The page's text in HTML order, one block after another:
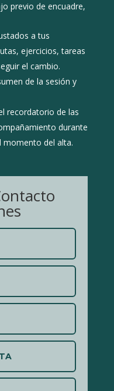
previo de encuadre,
a tus
ejercicios, tareas
el cambio.
de la sesión y
recordatorio de las
durante
momento del alta.